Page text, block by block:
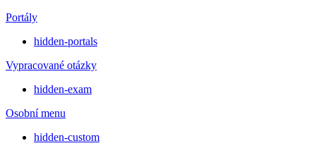
Portály
hidden-portals
Vypracované otázky
hidden-exam
Osobní menu
hidden-custom